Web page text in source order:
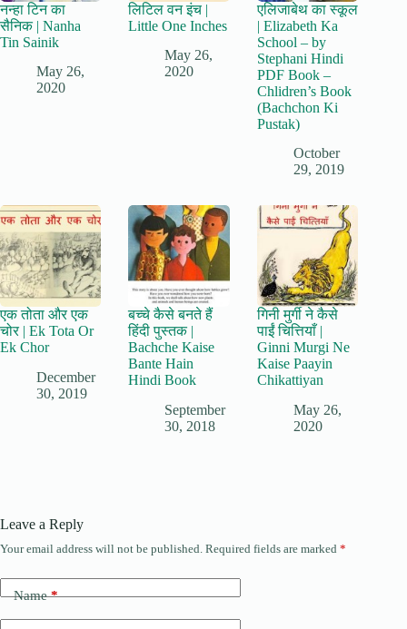
नन्हा टिन का
सैनिक | Nanha
Tin Sainik
May 26,
2020
लिटिल वन इंच |
Little One Inches
May 26,
2020
एलिजाबेथ का स्कूल
| Elizabeth Ka
School – by
Stephani Hindi
PDF Book –
Chlidren’s Book
(Bachchon Ki
Pustak)
October
29, 2019
एक तोता और एक
चोर | Ek Tota Or
Ek Chor
December
30, 2019
बच्चे कैसे बनते हैं
हिंदी पुस्तक |
Bachche Kaise
Bante Hain
Hindi Book
September
30, 2018
गिनी मुर्गी ने कैसे
पाईं चित्तियाँ |
Ginni Murgi Ne
Kaise Paayin
Chikattiyan
May 26,
2020
Leave a Reply
Your email address will not be published. Required fields are marked *
Name*